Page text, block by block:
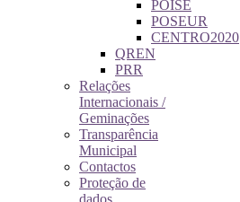
POISE
POSEUR
CENTRO2020
QREN
PRR
Relações
Internacionais /
Geminações
Transparência
Municipal
Contactos
Proteção de
dados